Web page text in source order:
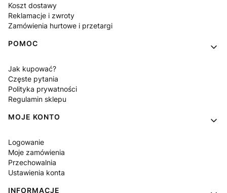
Koszt dostawy
Reklamacje i zwroty
Zamówienia hurtowe i przetargi
POMOC
Jak kupować?
Częste pytania
Polityka prywatności
Regulamin sklepu
MOJE KONTO
Logowanie
Moje zamówienia
Przechowalnia
Ustawienia konta
INFORMACJE